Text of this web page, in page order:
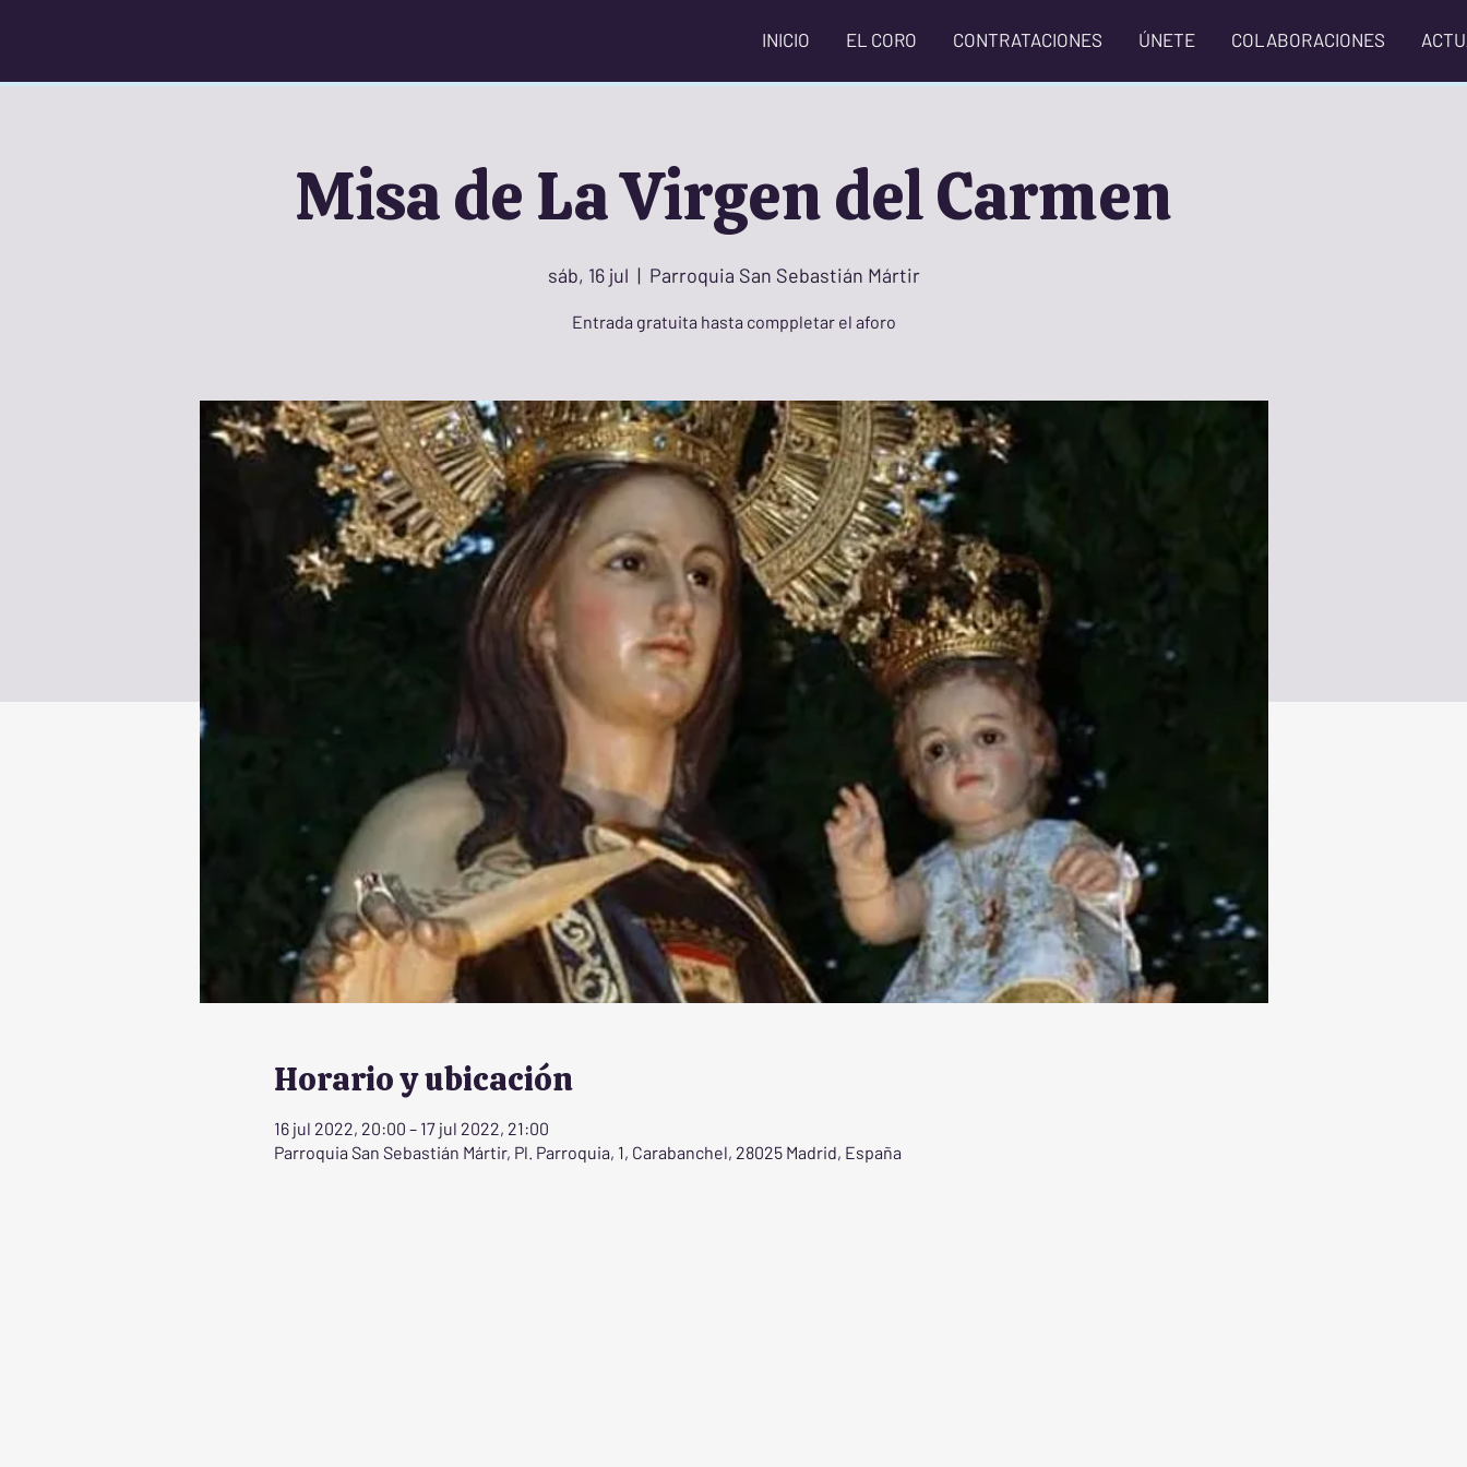
INICIO EL CORO CONTRATACIONES ÚNETE COLABORACIONES
Misa de La Virgen del Carmen
sáb, 16 jul
  |
Parroquia San Sebastián Mártir
Entrada gratuita hasta comppletar el aforo
Horario y ubicación
16 jul 2022, 20:00 – 17 jul 2022, 21:00
Parroquia San Sebastián Mártir, Pl. Parroquia, 1, Carabanchel, 28025 Madrid, España